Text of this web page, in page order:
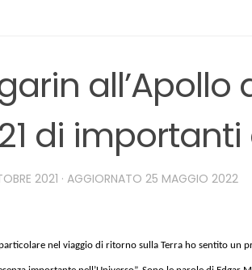
di
2021 · AGGIORNATO 25 MAGGIO 2022
nel viaggio di ritorno sulla Terra ho sentito un